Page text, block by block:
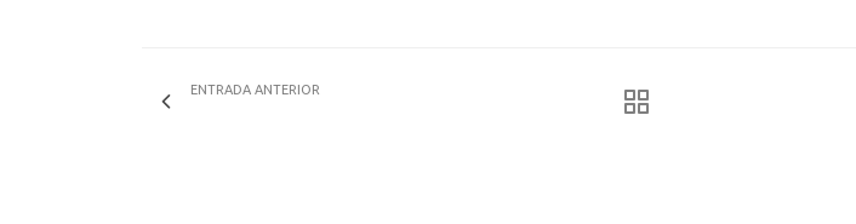
ENTRADA ANTERIOR